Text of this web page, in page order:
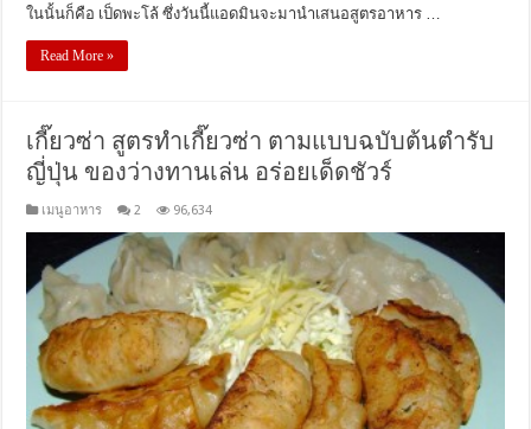
ในนั้นก็คือ เป็ดพะโล้ ซึ่งวันนี้แอดมินจะมานำเสนอสูตรอาหาร …
Read More »
เกี๊ยวซ่า สูตรทำเกี๊ยวซ่า ตามแบบฉบับต้นตำรับ
ญี่ปุ่น ของว่างทานเล่น อร่อยเด็ดชัวร์
เมนูอาหาร 2 96,634